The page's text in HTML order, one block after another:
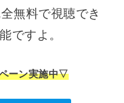
無料で視聴でき
ですよ。
ーン実施中▽